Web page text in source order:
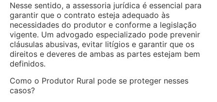
Nesse sentido, a assessoria jurídica é essencial para
garantir que o contrato esteja adequado às
necessidades do produtor e conforme a legislação
vigente. Um advogado especializado pode prevenir
cláusulas abusivas, evitar litígios e garantir que os
direitos e deveres de ambas as partes estejam bem
definidos.
Como o Produtor Rural pode se proteger nesses
casos?